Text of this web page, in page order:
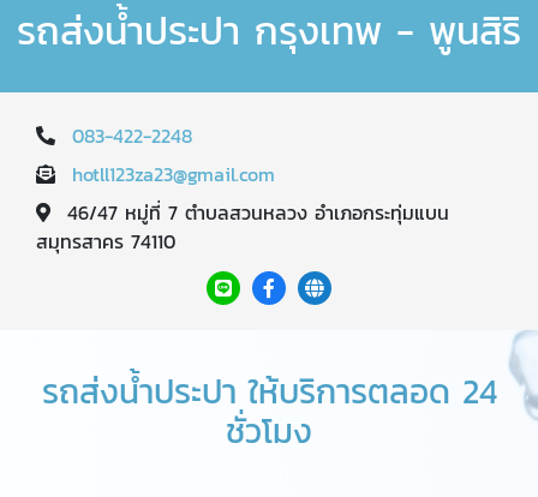
รถส่งน้ำประปา กรุงเทพ - พูนสิริ
083-422-2248
hotll123za23@gmail.com
46/47 หมู่ที่ 7 ตำบลสวนหลวง อำเภอกระทุ่มแบน
สมุทรสาคร 74110
รถส่งน้ำประปา ให้บริการตลอด 24
ชั่วโมง